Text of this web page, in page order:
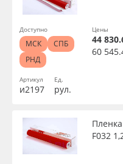
Артикул
и2197
Ед.
рул.
Цены
44
60
Доступно
МСК
СПБ
РНД
F032